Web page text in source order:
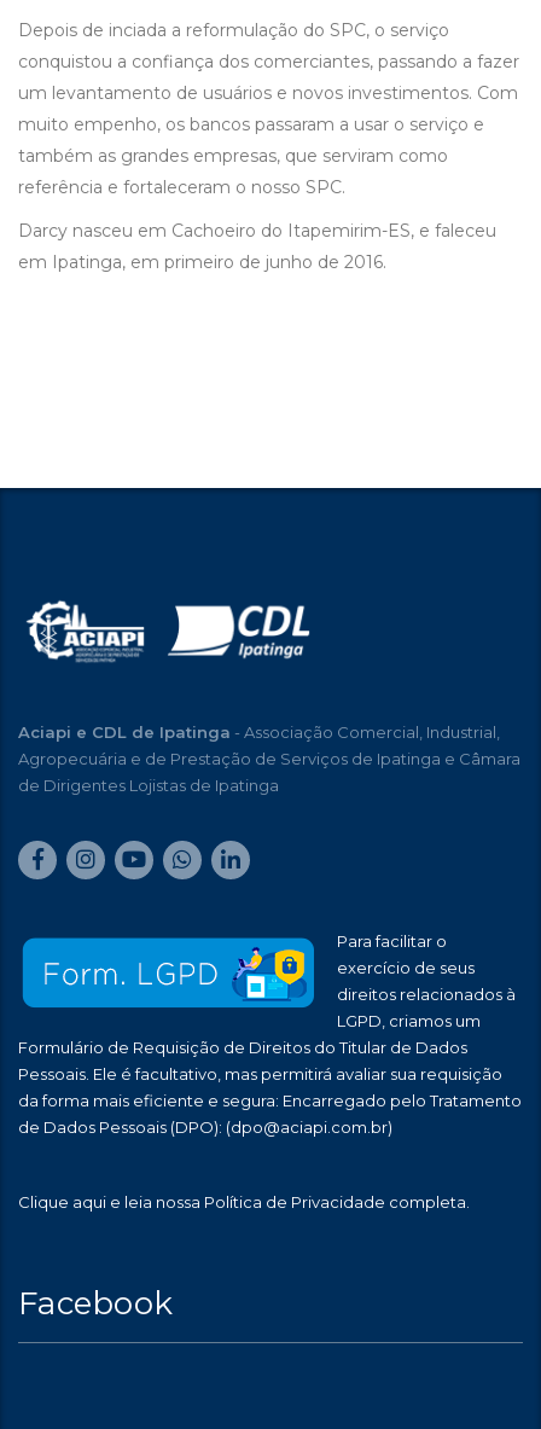
Depois de inciada a reformulação do SPC, o serviço
conquistou a confiança dos comerciantes, passando a fazer
um levantamento de usuários e novos investimentos. Com
muito empenho, os bancos passaram a usar o serviço e
também as grandes empresas, que serviram como
referência e fortaleceram o nosso SPC.
Darcy nasceu em Cachoeiro do Itapemirim-ES, e faleceu
em Ipatinga, em primeiro de junho de 2016.
Aciapi e CDL de Ipatinga - Associação Comercial, Industrial,
Agropecuária e de Prestação de Serviços de Ipatinga e Câmara
de Dirigentes Lojistas de Ipatinga
Para facilitar o
exercício de seus
direitos relacionados à
LGPD, criamos um
Formulário de Requisição de Direitos do Titular de Dados
Pessoais. Ele é facultativo, mas permitirá avaliar sua requisição
da forma mais eficiente e segura: Encarregado pelo Tratamento
de Dados Pessoais (DPO): (dpo@aciapi.com.br)
Clique aqui e leia nossa Política de Privacidade completa.
Facebook